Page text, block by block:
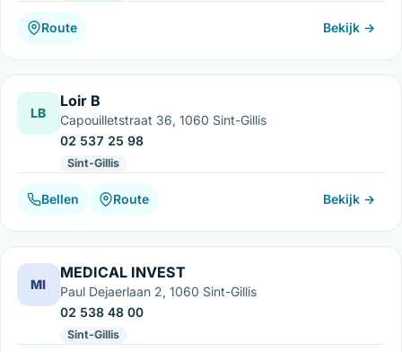
Route Bekijk →
LB
Loir B
Capouilletstraat 36, 1060 Sint-Gillis
02 537 25 98
Sint-Gillis
Bellen Route Bekijk →
MI
MEDICAL INVEST
Paul Dejaerlaan 2, 1060 Sint-Gillis
02 538 48 00
Sint-Gillis